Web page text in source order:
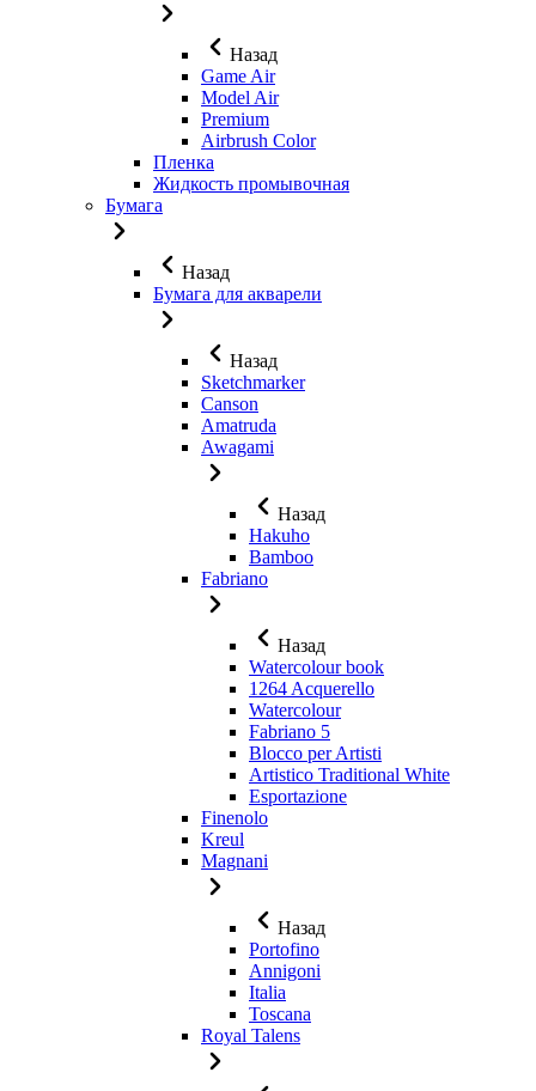
Назад
Game Air
Model Air
Premium
Airbrush Color
Пленка
Жидкость промывочная
Бумага
Назад
Бумага для акварели
Назад
Sketchmarker
Canson
Amatruda
Awagami
Назад
Hakuho
Bamboo
Fabriano
Назад
Watercolour book
1264 Acquerello
Watercolour
Fabriano 5
Blocco per Artisti
Artistico Traditional White
Esportazione
Finenolo
Kreul
Magnani
Назад
Portofino
Annigoni
Italia
Toscana
Royal Talens